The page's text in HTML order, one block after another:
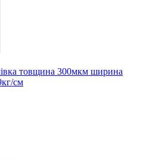
товщина 300мкм ширина
см